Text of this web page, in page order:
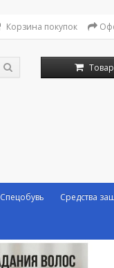
Корзина покупок
Спецобувь Средства